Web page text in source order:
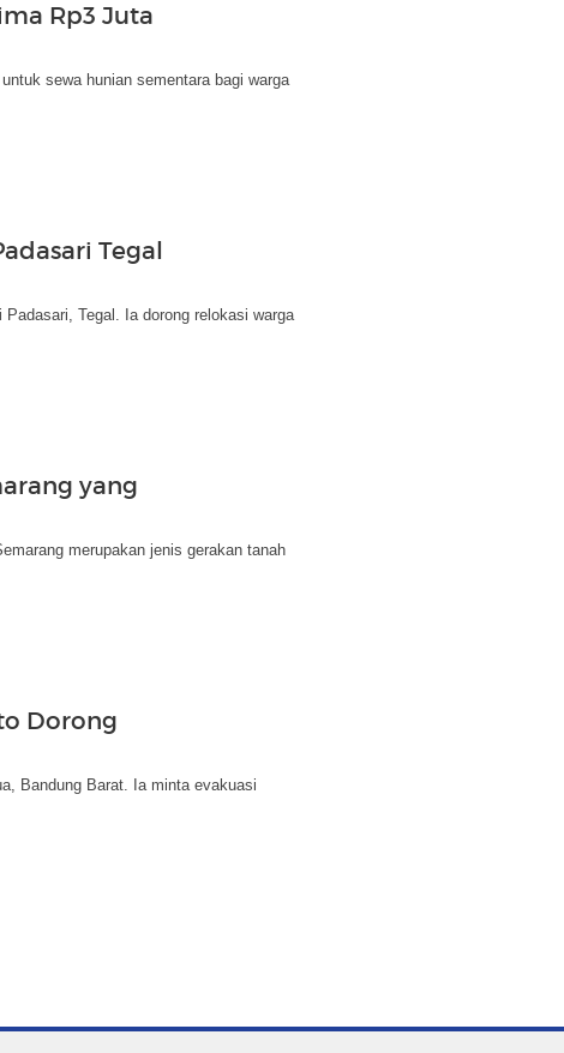
Rp3 Juta
sewa hunian sementara bagi warga
Tegal
Tegal. Ia dorong relokasi warga
yang
merupakan jenis gerakan tanah
Dorong
Bandung Barat. Ia minta evakuasi